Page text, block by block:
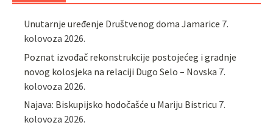
Unutarnje uređenje Društvenog doma Jamarice 7.
kolovoza 2026.
Poznat izvođač rekonstrukcije postojećeg i gradnje
novog kolosjeka na relaciji Dugo Selo – Novska 7.
kolovoza 2026.
Najava: Biskupijsko hodočašće u Mariju Bistricu 7.
kolovoza 2026.